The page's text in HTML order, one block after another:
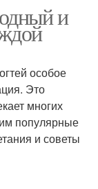
и
особое
Это
многих
популярные
и советы